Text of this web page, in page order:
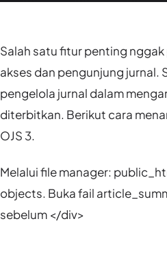
Salah satu fitur penting
akses dan pengunjung
pengelola jurnal dalam
diterbitkan. Berikut cara
OJS 3.
Melalui file manager:
objects. Buka fail
sebelum </div>